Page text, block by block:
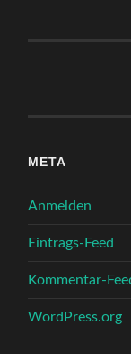
META
Anmelden
Eintrags-Feed
Kommentar-
WordPress.org